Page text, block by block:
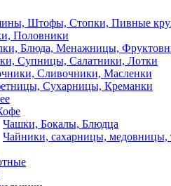
Штофы, Стопки, Пивные
Половники
Блюда, Менажницы,
Супницы, Салатники, Лотки
Сливочники, Масленки
Сухарницы, Креманки
Чашки, Бокалы, Блюдца
Чайники, сахарницы, медовницы,